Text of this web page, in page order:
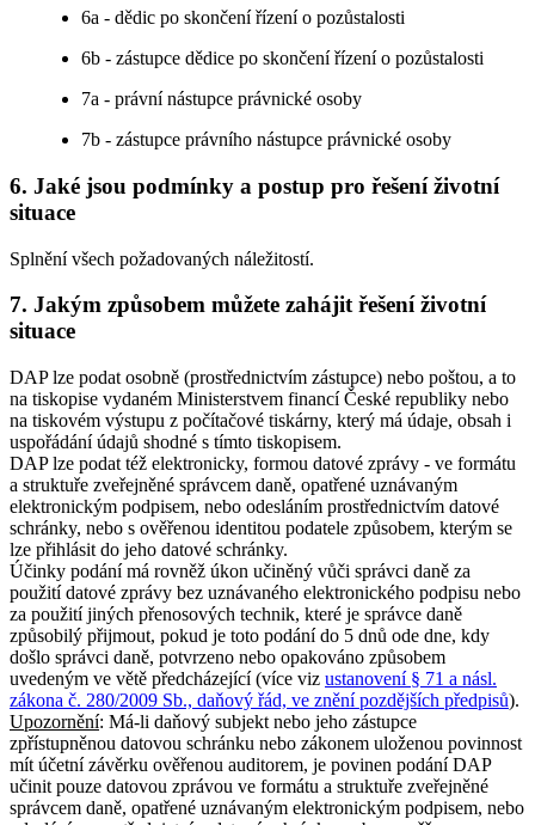
6a - dědic po skončení řízení o pozůstalosti
6b - zástupce dědice po skončení řízení o pozůstalosti
7a - právní nástupce právnické osoby
7b - zástupce právního nástupce právnické osoby
6. Jaké jsou podmínky a postup pro řešení životní
situace
Splnění všech požadovaných náležitostí.
7. Jakým způsobem můžete zahájit řešení životní
situace
DAP lze podat osobně (prostřednictvím zástupce) nebo poštou, a to
na tiskopise vydaném Ministerstvem financí České republiky nebo
na tiskovém výstupu z počítačové tiskárny, který má údaje, obsah i
uspořádání údajů shodné s tímto tiskopisem.
DAP lze podat též elektronicky, formou datové zprávy - ve formátu
a struktuře zveřejněné správcem daně, opatřené uznávaným
elektronickým podpisem, nebo odesláním prostřednictvím datové
schránky, nebo s ověřenou identitou podatele způsobem, kterým se
lze přihlásit do jeho datové schránky.
Účinky podání má rovněž úkon učiněný vůči správci daně za
použití datové zprávy bez uznávaného elektronického podpisu nebo
za použití jiných přenosových technik, které je správce daně
způsobilý přijmout, pokud je toto podání do 5 dnů ode dne, kdy
došlo správci daně, potvrzeno nebo opakováno způsobem
uvedeným ve větě předcházející (více viz ustanovení § 71 a násl.
zákona č. 280/2009 Sb., daňový řád, ve znění pozdějších předpisů).
Upozornění: Má-li daňový subjekt nebo jeho zástupce
zpřístupněnou datovou schránku nebo zákonem uloženou povinnost
mít účetní závěrku ověřenou auditorem, je povinen podání DAP
učinit pouze datovou zprávou ve formátu a struktuře zveřejněné
správcem daně, opatřené uznávaným elektronickým podpisem, nebo